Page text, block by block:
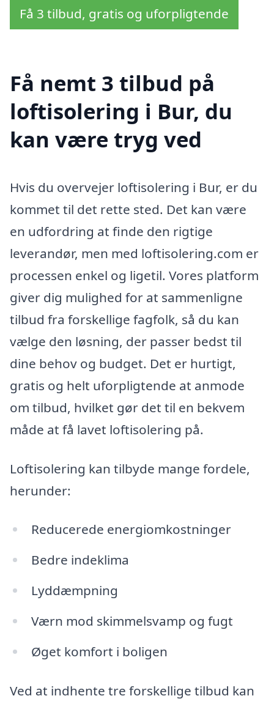
Få 3 tilbud, gratis og uforpligtende
Få nemt 3 tilbud på
loftisolering i Bur, du
kan være tryg ved
Hvis du overvejer loftisolering i Bur, er du
kommet til det rette sted. Det kan være
en udfordring at finde den rigtige
leverandør, men med loftisolering.com er
processen enkel og ligetil. Vores platform
giver dig mulighed for at sammenligne
tilbud fra forskellige fagfolk, så du kan
vælge den løsning, der passer bedst til
dine behov og budget. Det er hurtigt,
gratis og helt uforpligtende at anmode
om tilbud, hvilket gør det til en bekvem
måde at få lavet loftisolering på.
Loftisolering kan tilbyde mange fordele,
herunder:
Reducerede energiomkostninger
Bedre indeklima
Lyddæmpning
Værn mod skimmelsvamp og fugt
Øget komfort i boligen
Ved at indhente tre forskellige tilbud kan